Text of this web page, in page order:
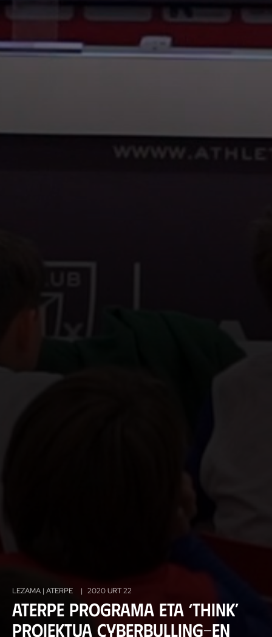
LEZAMA | ATERPE | 2020 URT 22
Aterpe programa eta ‘Think’
proiektua Cyberbulling-en